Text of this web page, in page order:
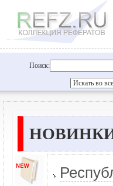
Поиск:
НОВИНКИ